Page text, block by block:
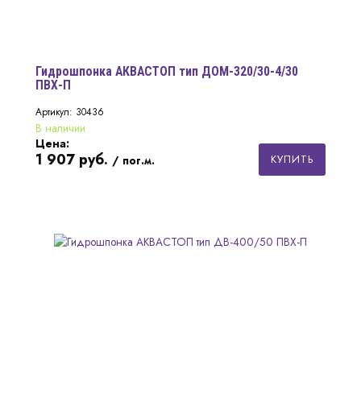
Гидрошпонка АКВАСТОП тип ДОМ-320/30-4/30
ПВХ-П
Артикул: 30436
В наличии
Цена:
1 907 руб. / пог.м. КУПИТЬ